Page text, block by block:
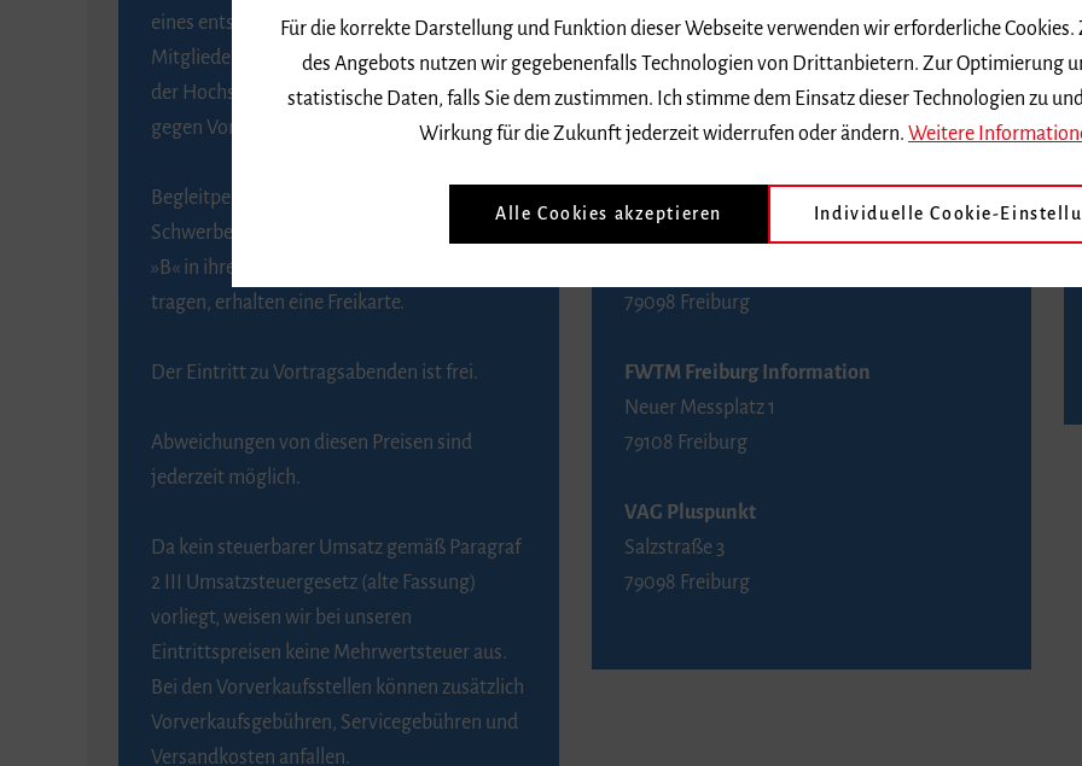
eines entsprechenden Nachweises, 6 € für
Mitglieder der Gesellschaft zur Förderung
der Hochschule für Musik Freiburg e. V.
gegen Vorlage des Mitgliedsausweises.
Begleitpersonen von Menschen mit
Schwerbehinderung, die das Merkzeichen
»B« in ihrem Schwerbehindertenausweis
tragen, erhalten eine Freikarte.
Der Eintritt zu Vortragsabenden ist frei.
Abweichungen von diesen Preisen sind
jederzeit möglich.
Da kein steuerbarer Umsatz gemäß Paragraf
2 III Umsatzsteuergesetz (alte Fassung)
vorliegt, weisen wir bei unseren
Eintrittspreisen keine Mehrwertsteuer aus.
Bei den Vorverkaufsstellen können zusätzlich
Vorverkaufsgebühren, Servicegebühren und
Versandkosten anfallen.
BZ-Kartenservice Freiburg
Kaiser-Joseph-Straße 229
79098 Freiburg
Telefon 0761 4968888 (Reservierungen sind
79098 Freiburg
FWTM Freiburg Information
Neuer Messplatz 1
79108 Freiburg
VAG Pluspunkt
Salzstraße 3
79098 Freiburg
Für die korrekte Darstellung und Funktion dieser Webseite verwenden wir erforderliche
des Angebots nutzen wir gegebenenfalls Technologien von Drittanbietern. Zur Optimierung
statistische Daten, falls Sie dem zustimmen. Ich stimme dem Einsatz dieser Technologien zu
Wirkung für die Zukunft jederzeit widerrufen oder ändern. Weitere
Alle Cookies akzeptieren Individuelle Cookie-